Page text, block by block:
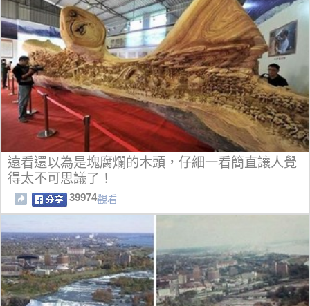
遠看還以為是塊腐爛的木頭，仔細一看簡直讓人覺
得太不可思議了！
39974觀看